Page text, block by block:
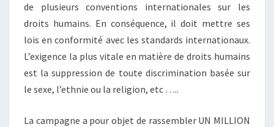
de plusieurs conventions internationales sur les
droits humains. En conséquence, il doit mettre ses
lois en conformité avec les standards internationaux.
L’exigence la plus vitale en matière de droits humains
est la suppression de toute discrimination basée sur
le sexe, l’ethnie ou la religion, etc …..
La campagne a pour objet de rassembler UN MILLION